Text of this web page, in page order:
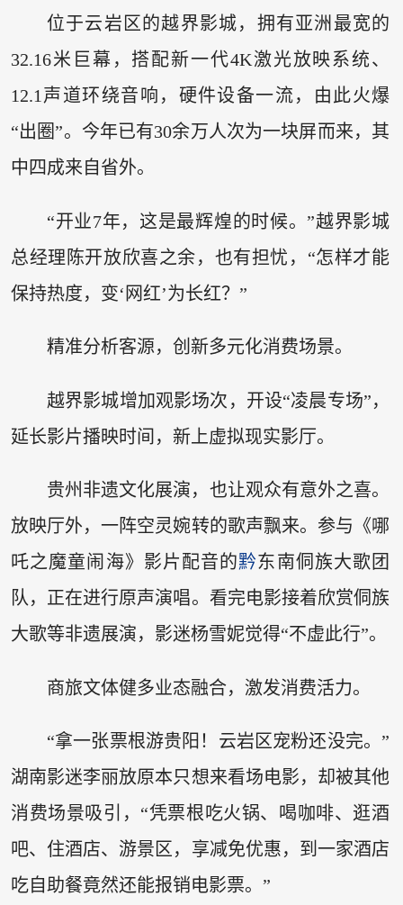
位于云岩区的越界影城，拥有亚洲最宽的
32.16米巨幕，搭配新一代4K激光放映系统、
12.1声道环绕音响，硬件设备一流，由此火爆
“出圈”。今年已有30余万人次为一块屏而来，其
中四成来自省外。
“开业7年，这是最辉煌的时候。”越界影城
总经理陈开放欣喜之余，也有担忧，“怎样才能
保持热度，变‘网红’为长红？”
精准分析客源，创新多元化消费场景。
越界影城增加观影场次，开设“凌晨专场”，
延长影片播映时间，新上虚拟现实影厅。
贵州非遗文化展演，也让观众有意外之喜。
放映厅外，一阵空灵婉转的歌声飘来。参与《哪
吒之魔童闹海》影片配音的黔东南侗族大歌团
队，正在进行原声演唱。看完电影接着欣赏侗族
大歌等非遗展演，影迷杨雪妮觉得“不虚此行”。
商旅文体健多业态融合，激发消费活力。
“拿一张票根游贵阳！云岩区宠粉还没完。”
湖南影迷李丽放原本只想来看场电影，却被其他
消费场景吸引，“凭票根吃火锅、喝咖啡、逛酒
吧、住酒店、游景区，享减免优惠，到一家酒店
吃自助餐竟然还能报销电影票。”